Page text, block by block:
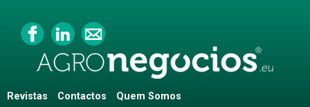
Revistas Contactos Quem Somos